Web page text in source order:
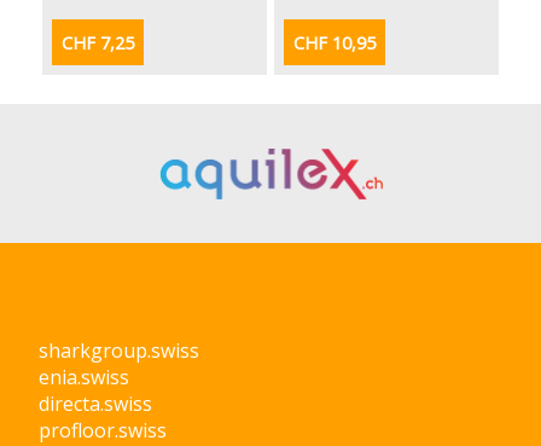
CHF 7,25 CHF 10,95
sharkgroup.swiss
enia.swiss
directa.swiss
profloor.swiss